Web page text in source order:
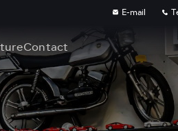
E-mail
Contact